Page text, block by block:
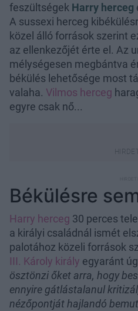
feszültségek Harry herceg
A sussexi herceg
közel álló források szerint
az ellenkezőjét érte el. Az
mélységesen megbántva
békülés lehetősége most
valaha. Vilmos herceg
egyre csak nő...
Békülésre
Harry herceg 30 perces
a királyi családnál ismét
palotához közeli források
III. Károly király egyaránt
ösztönzi őket arra, hogy
ennyire gátlástalanul
nézőpontját hajlandó